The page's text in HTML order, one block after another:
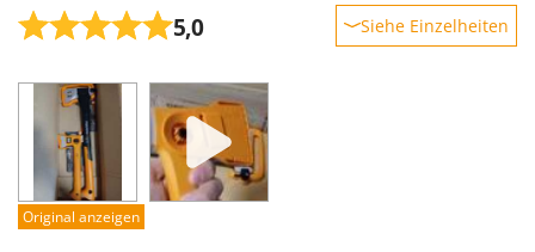
U
Umkehrfräsen
Vakuumiergeräte
Vertikutierer
Vogelscheuchen - Vogelabwehr
K
KAAZ
Kasco
Kemper
Kenwood
Keter
5,0 Siehe Einzelheiten
Leistung
Benutzerfreundlichkeit
Qualität / Preis
Schwierigkeitsgrad Zusammenbau
Original anzeigen